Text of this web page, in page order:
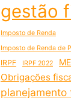
gestão
Imposto de Renda
Imposto de Renda de
IRPF IRPF 2022
Obrigações
planejamento